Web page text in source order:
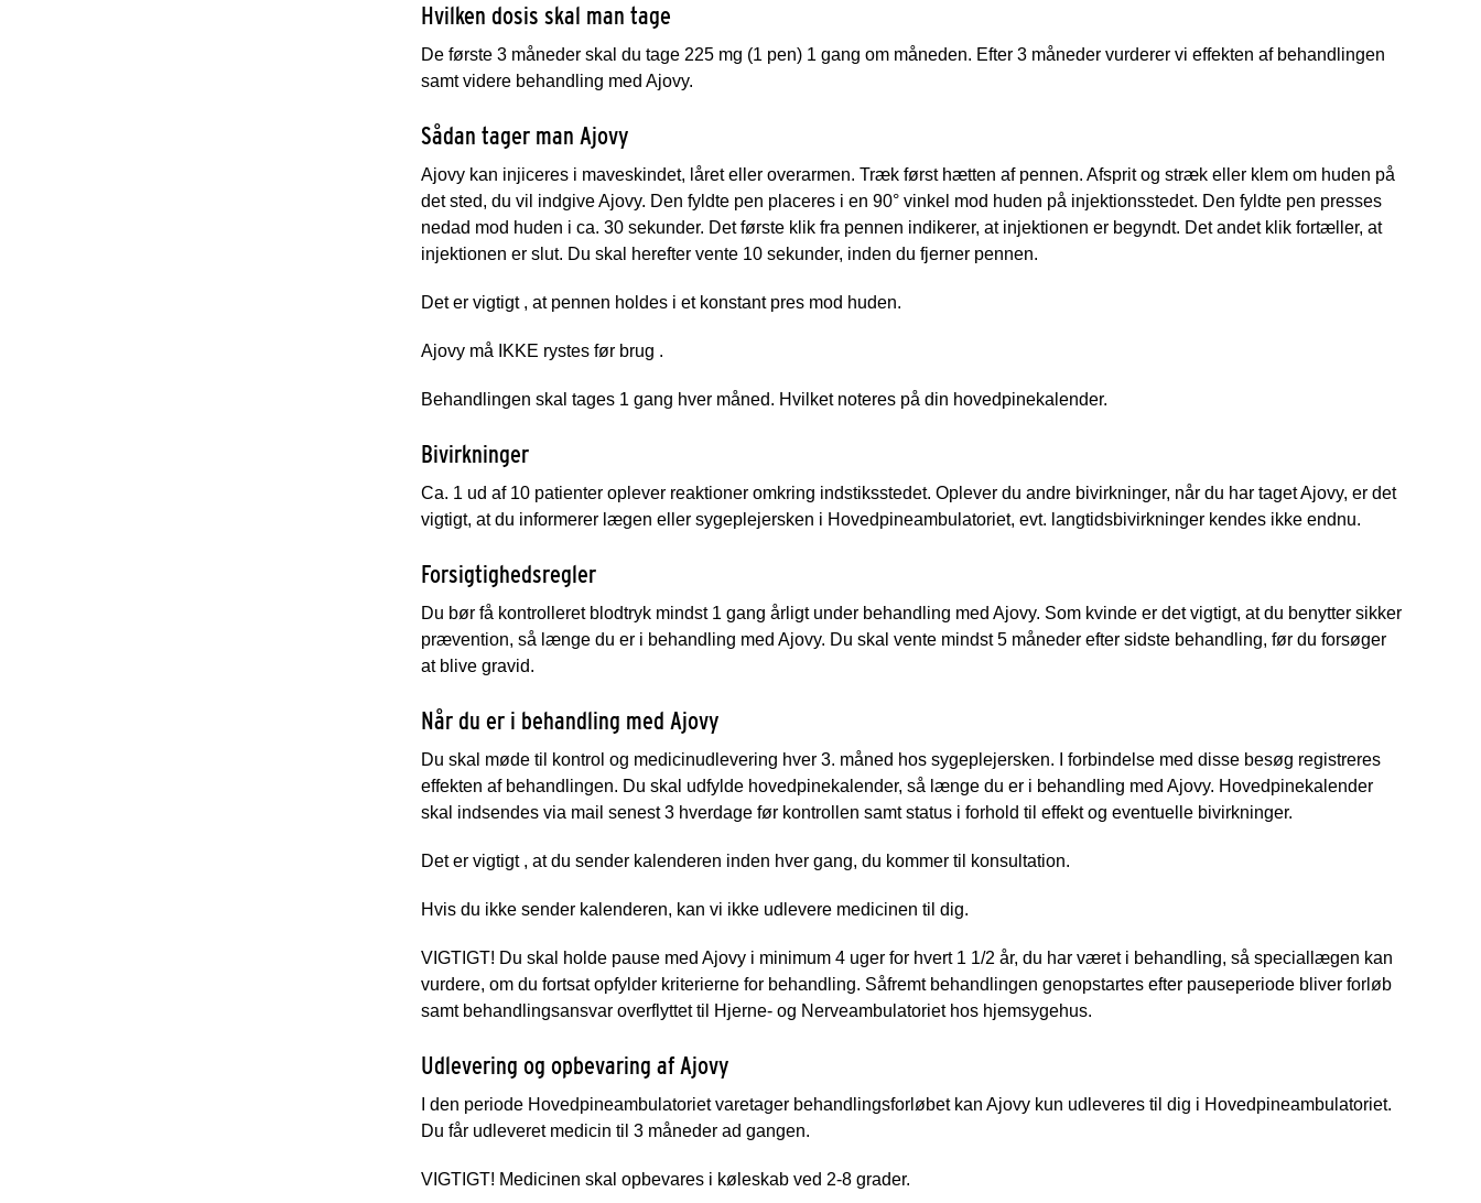
Hvilken dosis skal man tage
De første 3 måneder skal du tage 225 mg (1 pen) 1 gang om måneden. Efter 3 måneder vurderer vi effekten af behandlingen
samt videre behandling med Ajovy.
Sådan tager man Ajovy
Ajovy kan injiceres i maveskindet, låret eller overarmen. Træk først hætten af pennen. Afsprit og stræk eller klem om huden på
det sted, du vil indgive Ajovy. Den fyldte pen placeres i en 90° vinkel mod huden på injektionsstedet. Den fyldte pen presses
nedad mod huden i ca. 30 sekunder. Det første klik fra pennen indikerer, at injektionen er begyndt. Det andet klik fortæller, at
injektionen er slut. Du skal herefter vente 10 sekunder, inden du fjerner pennen.
Det er vigtigt , at pennen holdes i et konstant pres mod huden.
Ajovy må IKKE rystes før brug .
Behandlingen skal tages 1 gang hver måned. Hvilket noteres på din hovedpinekalender.
Bivirkninger
Ca. 1 ud af 10 patienter oplever reaktioner omkring indstiksstedet. Oplever du andre bivirkninger, når du har taget Ajovy, er det
vigtigt, at du informerer lægen eller sygeplejersken i Hovedpineambulatoriet, evt. langtidsbivirkninger kendes ikke endnu.
Forsigtighedsregler
Du bør få kontrolleret blodtryk mindst 1 gang årligt under behandling med Ajovy. Som kvinde er det vigtigt, at du benytter sikker
prævention, så længe du er i behandling med Ajovy. Du skal vente mindst 5 måneder efter sidste behandling, før du forsøger
at blive gravid.
Når du er i behandling med Ajovy
Du skal møde til kontrol og medicinudlevering hver 3. måned hos sygeplejersken. I forbindelse med disse besøg registreres
effekten af behandlingen. Du skal udfylde hovedpinekalender, så længe du er i behandling med Ajovy. Hovedpinekalender
skal indsendes via mail senest 3 hverdage før kontrollen samt status i forhold til effekt og eventuelle bivirkninger.
Det er vigtigt , at du sender kalenderen inden hver gang, du kommer til konsultation.
Hvis du ikke sender kalenderen, kan vi ikke udlevere medicinen til dig.
VIGTIGT! Du skal holde pause med Ajovy i minimum 4 uger for hvert 1 1/2 år, du har været i behandling, så speciallægen kan
vurdere, om du fortsat opfylder kriterierne for behandling. Såfremt behandlingen genopstartes efter pauseperiode bliver forløb
samt behandlingsansvar overflyttet til Hjerne- og Nerveambulatoriet hos hjemsygehus.
Udlevering og opbevaring af Ajovy
I den periode Hovedpineambulatoriet varetager behandlingsforløbet kan Ajovy kun udleveres til dig i Hovedpineambulatoriet.
Du får udleveret medicin til 3 måneder ad gangen.
VIGTIGT! Medicinen skal opbevares i køleskab ved 2-8 grader.